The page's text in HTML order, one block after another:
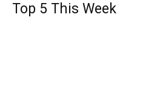
Top 5 This Week